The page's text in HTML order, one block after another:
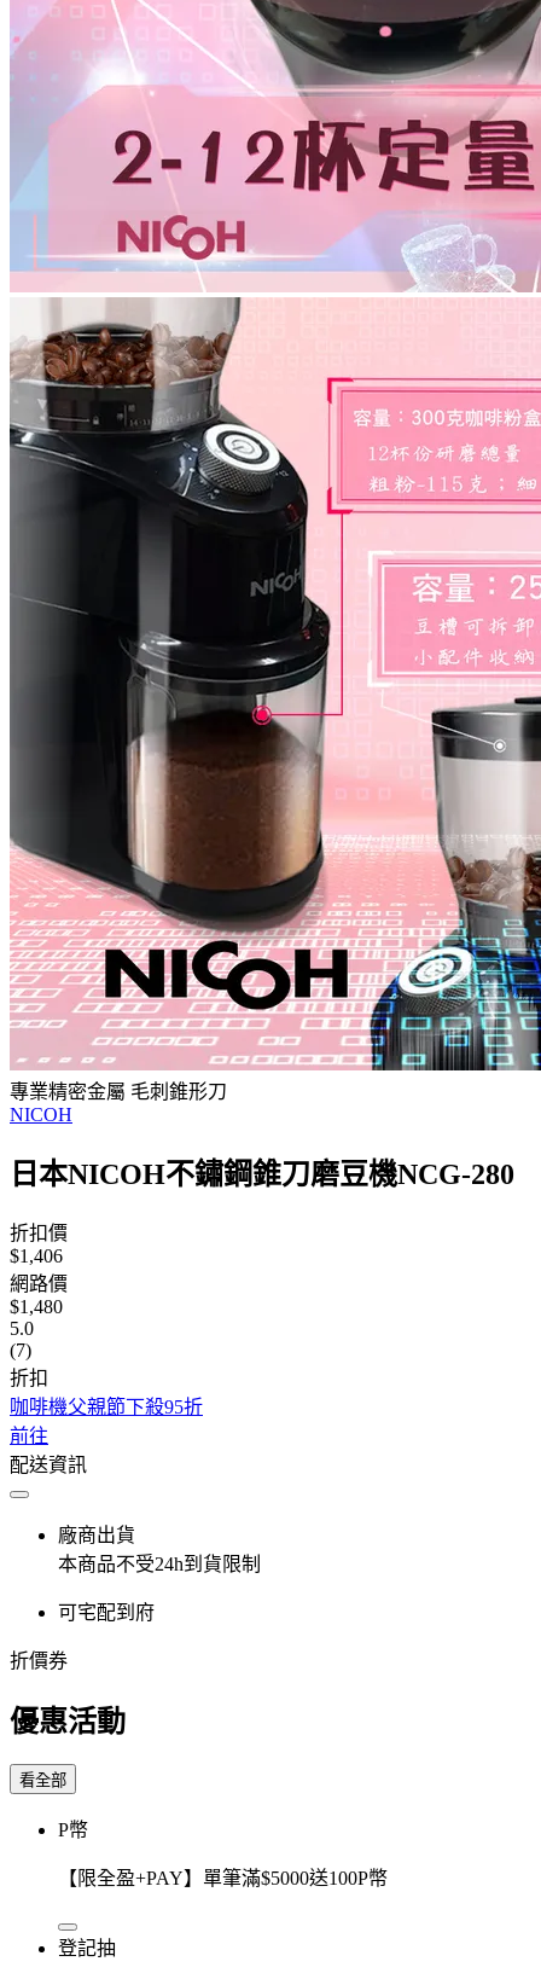
專業精密金屬 毛刺錐形刀
NICOH
日本NICOH不鏽鋼錐刀磨豆機NCG-280
折扣價
$1,406
網路價
$1,480
5.0
(7)
折扣
咖啡機父親節下殺95折
前往
配送資訊
廠商出貨
本商品不受24h到貨限制
可宅配到府
折價券
優惠活動
看全部
P幣
【限全盈+PAY】單筆滿$5000送100P幣
登記抽